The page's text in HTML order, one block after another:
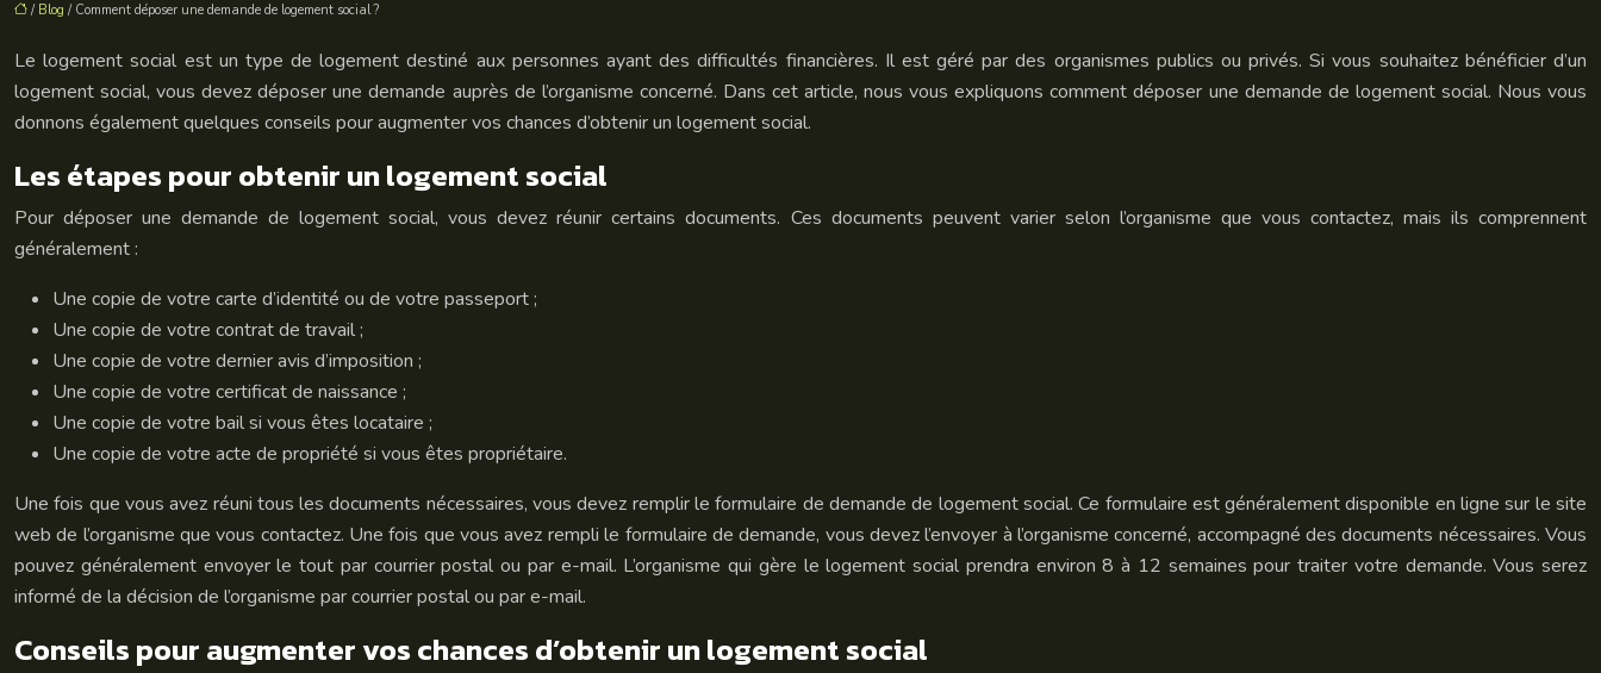
/ Blog / Comment déposer une demande de logement social ?
Le logement social est un type de logement destiné aux personnes ayant des difficultés financières. Il est géré par des organismes publics ou privés. Si vous souhaitez bénéficier d’un
logement social, vous devez déposer une demande auprès de l’organisme concerné. Dans cet article, nous vous expliquons comment déposer une demande de logement social. Nous vous
donnons également quelques conseils pour augmenter vos chances d’obtenir un logement social.
Les étapes pour obtenir un logement social
Pour déposer une demande de logement social, vous devez réunir certains documents. Ces documents peuvent varier selon l’organisme que vous contactez, mais ils comprennent
généralement :
Une copie de votre carte d’identité ou de votre passeport ;
Une copie de votre contrat de travail ;
Une copie de votre dernier avis d’imposition ;
Une copie de votre certificat de naissance ;
Une copie de votre bail si vous êtes locataire ;
Une copie de votre acte de propriété si vous êtes propriétaire.
Une fois que vous avez réuni tous les documents nécessaires, vous devez remplir le formulaire de demande de logement social. Ce formulaire est généralement disponible en ligne sur le site
web de l’organisme que vous contactez. Une fois que vous avez rempli le formulaire de demande, vous devez l’envoyer à l’organisme concerné, accompagné des documents nécessaires. Vous
pouvez généralement envoyer le tout par courrier postal ou par e-mail. L’organisme qui gère le logement social prendra environ 8 à 12 semaines pour traiter votre demande. Vous serez
informé de la décision de l’organisme par courrier postal ou par e-mail.
Conseils pour augmenter vos chances d’obtenir un logement social